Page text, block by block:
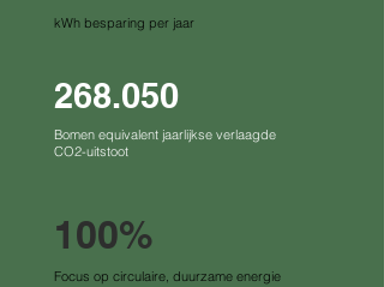
kWh besparing per jaar
268.050
Bomen equivalent jaarlijkse verlaagde
CO2-uitstoot
100%
Focus op circulaire, duurzame energie